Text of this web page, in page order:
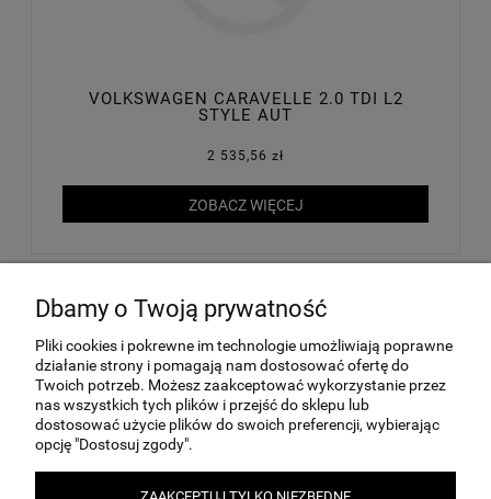
VOLKSWAGEN CARAVELLE 2.0 TDI L2
STYLE AUT
2 535,56 zł
ZOBACZ WIĘCEJ
MOJE KONTO
INFORMACJE
PŁATNOŚCI I DOSTAWA
Dbamy o Twoją prywatność
Pliki cookies i pokrewne im technologie umożliwiają poprawne
działanie strony i pomagają nam dostosować ofertę do
Twoich potrzeb. Możesz zaakceptować wykorzystanie przez
nas wszystkich tych plików i przejść do sklepu lub
dostosować użycie plików do swoich preferencji, wybierając
opcję "Dostosuj zgody".
ZAAKCEPTUJ TYLKO NIEZBĘDNE